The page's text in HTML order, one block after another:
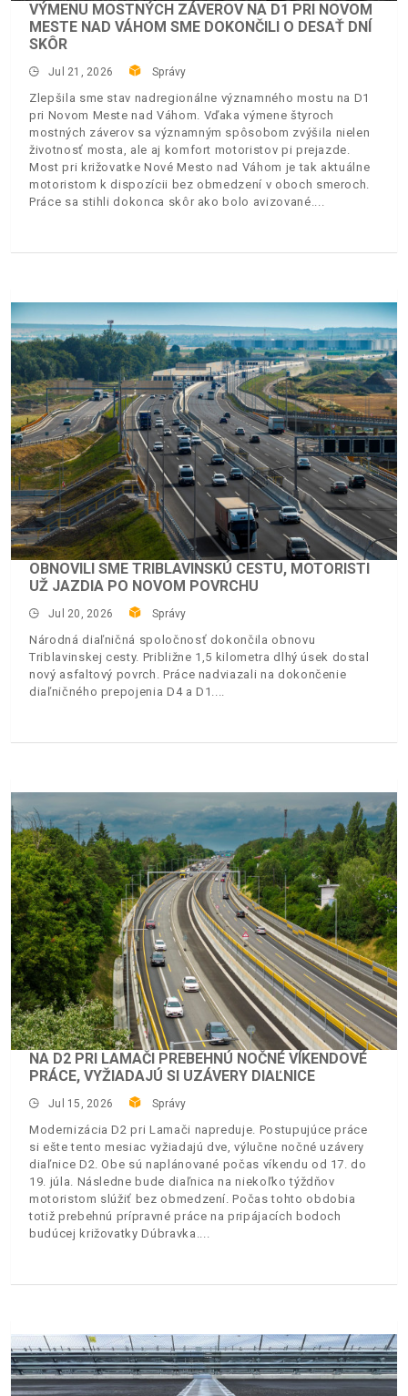
VÝMENU MOSTNÝCH ZÁVEROV NA D1 PRI NOVOM
MESTE NAD VÁHOM SME DOKONČILI O DESAŤ DNÍ
SKÔR
Jul 21, 2026 Správy
Zlepšila sme stav nadregionálne významného mostu na D1
pri Novom Meste nad Váhom. Vďaka výmene štyroch
mostných záverov sa významným spôsobom zvýšila nielen
životnosť mosta, ale aj komfort motoristov pi prejazde.
Most pri križovatke Nové Mesto nad Váhom je tak aktuálne
motoristom k dispozícii bez obmedzení v oboch smeroch.
Práce sa stihli dokonca skôr ako bolo avizované.
OBNOVILI SME TRIBLAVINSKÚ CESTU, MOTORISTI
UŽ JAZDIA PO NOVOM POVRCHU
Jul 20, 2026 Správy
Národná diaľničná spoločnosť dokončila obnovu
Triblavinskej cesty. Približne 1,5 kilometra dlhý úsek dostal
nový asfaltový povrch. Práce nadviazali na dokončenie
diaľničného prepojenia D4 a D1.
NA D2 PRI LAMAČI PREBEHNÚ NOČNÉ VÍKENDOVÉ
PRÁCE, VYŽIADAJÚ SI UZÁVERY DIAĽNICE
Jul 15, 2026 Správy
Modernizácia D2 pri Lamači napreduje. Postupujúce práce
si ešte tento mesiac vyžiadajú dve, výlučne nočné uzávery
diaľnice D2. Obe sú naplánované počas víkendu od 17. do
19. júla. Následne bude diaľnica na niekoľko týždňov
motoristom slúžiť bez obmedzení. Počas tohto obdobia
totiž prebehnú prípravné práce na pripájacích bodoch
budúcej križovatky Dúbravka.